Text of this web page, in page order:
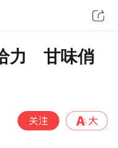
力 甘味俏